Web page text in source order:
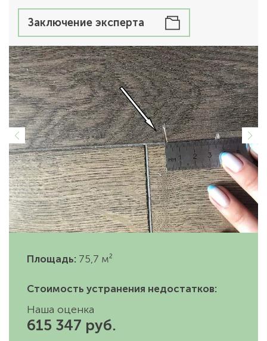
Заключение эксперта
Площадь: 75,7 м²
Стоимость устранения недостатков:
Наша оценка
615 347 руб.